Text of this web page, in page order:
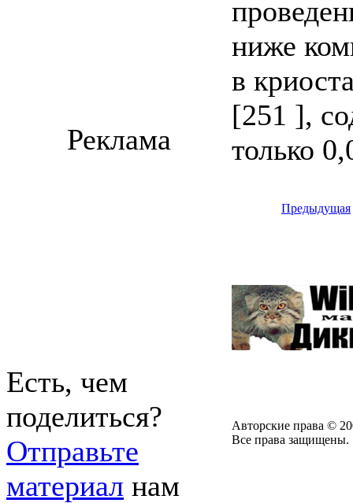
ниже
в
[251 ],
только
Предыдущая
Реклама
Есть, чем
поделиться?
Отправьте
материал нам
Авторские права ©
Все права защищены.